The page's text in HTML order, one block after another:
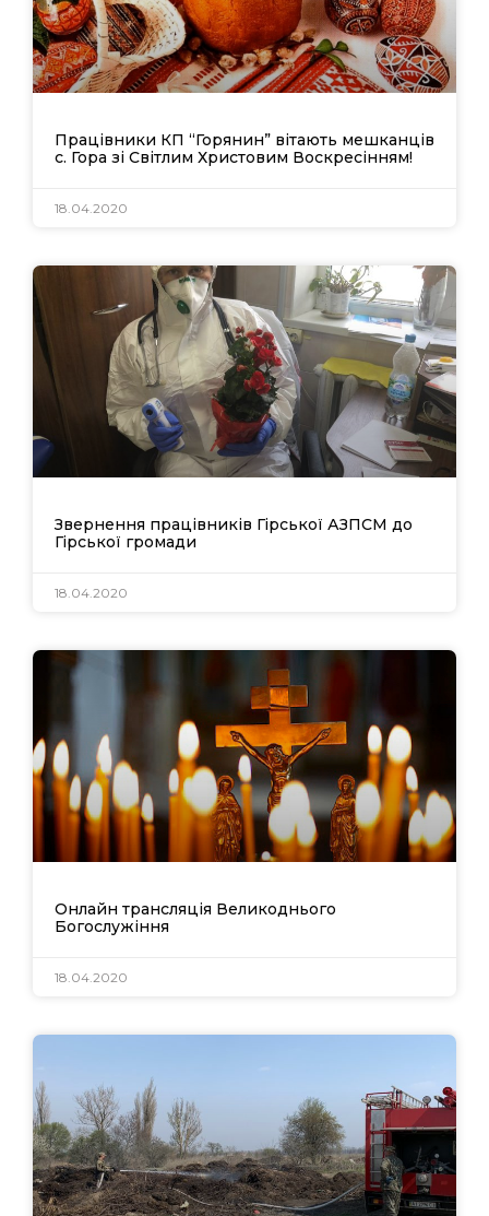
Працівники КП “Горянин” вітають мешканців
с. Гора зі Світлим Христовим Воскресінням!
18.04.2020
Звернення працівників Гірської АЗПСМ до
Гірської громади
18.04.2020
Онлайн трансляція Великоднього
Богослужіння
18.04.2020